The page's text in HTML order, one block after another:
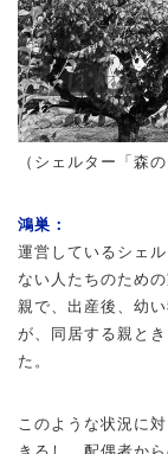
（シェルター「森
鴻巣：
運営しているシェ
ない人たちのため
親で、出産後、幼
が、同居する親と
た。
このような状況に